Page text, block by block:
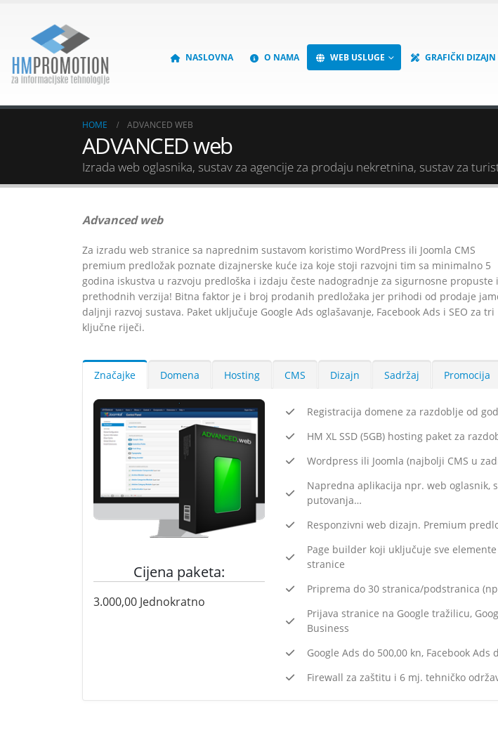
NASLOVNA O NAMA WEB USLUGE GRAFIČKI DIZAJN
HOME ADVANCED WEB
ADVANCED web
Izrada web oglasnika, sustav za agencije za prodaju nekretnina, sustav za
Advanced web
Za izradu web stranice sa naprednim sustavom koristimo WordPress ili Joomla CMS
premium predložak poznate dizajnerske kuće iza koje stoji razvojni tim sa minimalno 5
godina iskustva u razvoju predloška i izdaju česte nadogradnje za sigurnosne propuste
prethodnih verzija! Bitna faktor je i broj prodanih predložaka jer prihodi od prodaje
daljnji razvoj sustava. Paket uključuje Google Ads oglašavanje, Facebook Ads i SEO za tri
ključne riječi.
Značajke Domena Hosting CMS Dizajn Sadržaj Promocija
Cijena paketa:
3.000,00 Jednokratno
Registracija domene za razdoblje od
HM XL SSD (5GB) hosting paket za
Wordpress ili Joomla (najbolji CMS u
Napredna aplikacija npr. web oglasnik,
putovanja…
Responzivni web dizajn. Premium
Page builder koji uključuje sve
stranice
Priprema do 30 stranica/podstranica
Prijava stranice na Google tražilicu,
Business
Google Ads do 500,00 kn, Facebook Ads
Firewall za zaštitu i 6 mj. tehničko